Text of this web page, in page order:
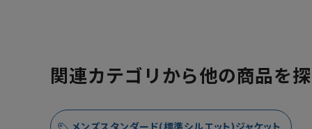
関連カテゴリから他の商品を